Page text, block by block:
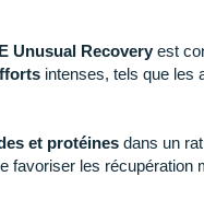
Unusual Recovery est
intenses, tels que les
et protéines dans un
favoriser les récupération